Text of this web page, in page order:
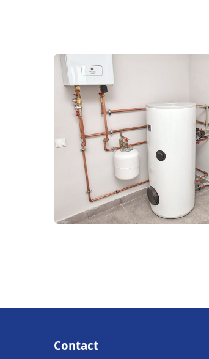
Contact